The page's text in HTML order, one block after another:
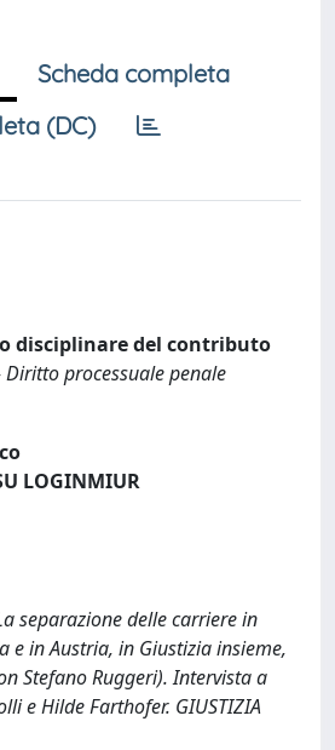
Scheda completa
(DC)
disciplinare del contributo
Diritto processuale penale
LOGINMIUR
separazione delle carriere in
e in Austria, in Giustizia insieme,
Stefano Ruggeri). Intervista a
e Hilde Farthofer. GIUSTIZIA